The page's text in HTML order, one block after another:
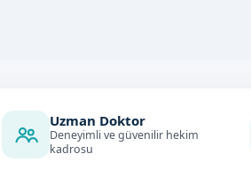
Uzman Doktor
Deneyimli ve güvenilir hekim
kadrosu